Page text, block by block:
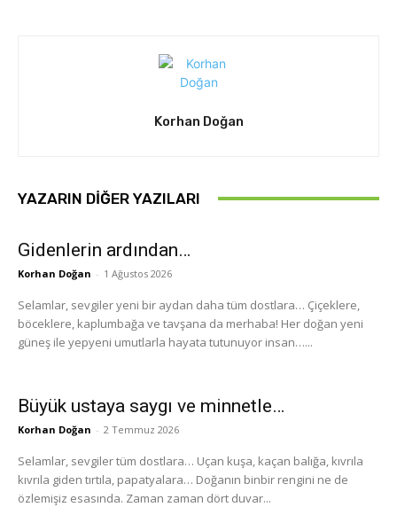
Korhan Doğan
YAZARIN DIĞER YAZILARI
Gidenlerin ardından…
Korhan Doğan - 1 Ağustos 2026
Selamlar, sevgiler yeni bir aydan daha tüm dostlara… Çiçeklere,
böceklere, kaplumbağa ve tavşana da merhaba! Her doğan yeni
güneş ile yepyeni umutlarla hayata tutunuyor insan…...
Büyük ustaya saygı ve minnetle…
Korhan Doğan - 2 Temmuz 2026
Selamlar, sevgiler tüm dostlara… Uçan kuşa, kaçan balığa, kıvrıla
kıvrıla giden tırtıla, papatyalara… Doğanın binbir rengini ne de
özlemişiz esasında. Zaman zaman dört duvar...